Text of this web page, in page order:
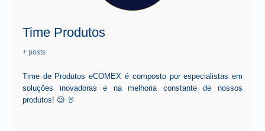
Time Produtos
+ posts
Time de Produtos eCOMEX é composto por especialistas em
soluções inovadoras e na melhoria constante de nossos
produtos! 😉 🤘